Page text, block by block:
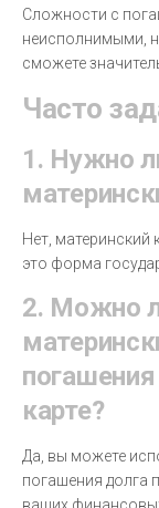
Сложности с
неисполнимыми,
сможете
Часто
1. Нужно
Нет, материнский
это форма
2. Можно
карте?
Да, вы можете
погашения долга